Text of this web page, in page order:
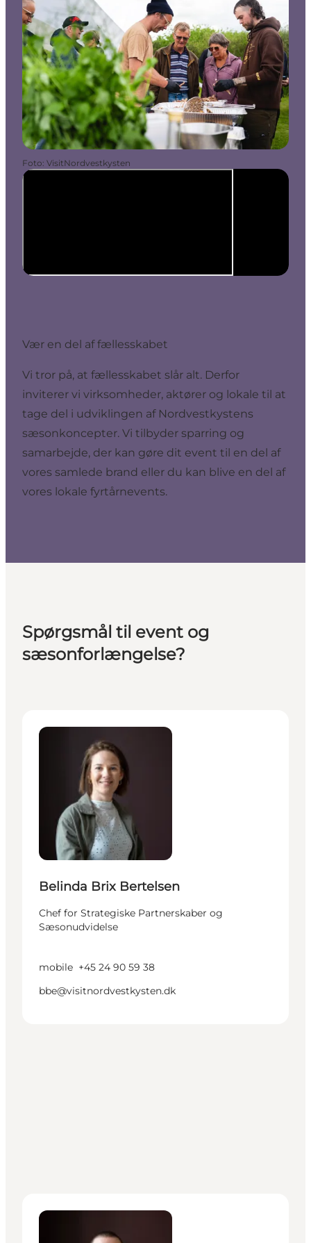
Foto: VisitNordvestkysten
Vær en del af fællesskabet
Vi tror på, at fællesskabet slår alt. Derfor
inviterer vi virksomheder, aktører og lokale til at
tage del i udviklingen af Nordvestkystens
sæsonkoncepter. Vi tilbyder sparring og
samarbejde, der kan gøre dit event til en del af
vores samlede brand eller du kan blive en del af
vores lokale fyrtårnevents.
Spørgsmål til event og
sæsonforlængelse?
Belinda Brix Bertelsen
Chef for Strategiske Partnerskaber og
Sæsonudvidelse
mobile +45 24 90 59 38
bbe@visitnordvestkysten.dk